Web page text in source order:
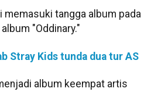
memasuki tangga album pada
"Oddinary."
Stray Kids tunda dua tur AS
album keempat artis